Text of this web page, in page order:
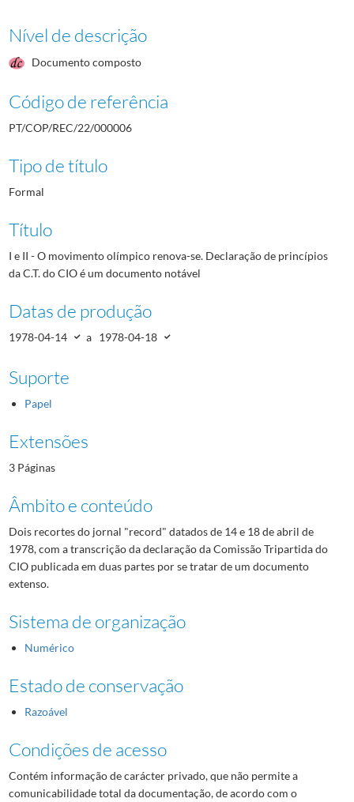
Nível de descrição
Documento composto
Código de referência
PT/COP/REC/22/000006
Tipo de título
Formal
Título
I e II - O movimento olímpico renova-se. Declaração de princípios
da C.T. do CIO é um documento notável
Datas de produção
1978-04-14 a 1978-04-18
Suporte
Papel
Extensões
3 Páginas
Âmbito e conteúdo
Dois recortes do jornal "record" datados de 14 e 18 de abril de
1978, com a transcrição da declaração da Comissão Tripartida do
CIO publicada em duas partes por se tratar de um documento
extenso.
Sistema de organização
Numérico
Estado de conservação
Razoável
Condições de acesso
Contém informação de carácter privado, que não permite a
comunicabilidade total da documentação, de acordo com o